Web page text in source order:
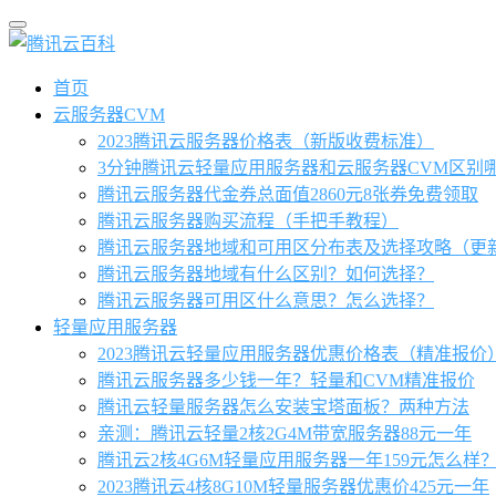
首页
云服务器CVM
2023腾讯云服务器价格表（新版收费标准）
3分钟腾讯云轻量应用服务器和云服务器CVM区别
腾讯云服务器代金券总面值2860元8张券免费领取
腾讯云服务器购买流程（手把手教程）
腾讯云服务器地域和可用区分布表及选择攻略（更
腾讯云服务器地域有什么区别？如何选择？
腾讯云服务器可用区什么意思？怎么选择？
轻量应用服务器
2023腾讯云轻量应用服务器优惠价格表（精准报价）
腾讯云服务器多少钱一年？轻量和CVM精准报价
腾讯云轻量服务器怎么安装宝塔面板？两种方法
亲测：腾讯云轻量2核2G4M带宽服务器88元一年
腾讯云2核4G6M轻量应用服务器一年159元怎么样？
2023腾讯云4核8G10M轻量服务器优惠价425元一年